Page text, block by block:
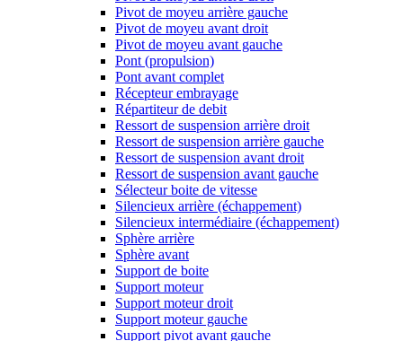
Pivot de moyeu arrière gauche
Pivot de moyeu avant droit
Pivot de moyeu avant gauche
Pont (propulsion)
Pont avant complet
Récepteur embrayage
Répartiteur de debit
Ressort de suspension arrière droit
Ressort de suspension arrière gauche
Ressort de suspension avant droit
Ressort de suspension avant gauche
Sélecteur boite de vitesse
Silencieux arrière (échappement)
Silencieux intermédiaire (échappement)
Sphère arrière
Sphère avant
Support de boite
Support moteur
Support moteur droit
Support moteur gauche
Support pivot avant gauche